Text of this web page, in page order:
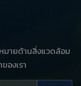
มายด้านสิ่งแวดล้อม
องเรา